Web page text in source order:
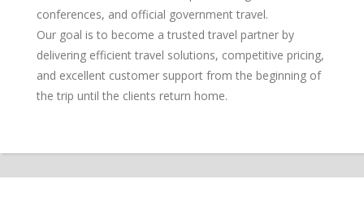
conferences, and official government travel.
Our goal is to become a trusted travel partner by
delivering efficient travel solutions, competitive pricing,
and excellent customer support from the beginning of
the trip until the clients return home.